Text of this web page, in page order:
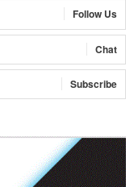
Follow Us
Chat
Subscribe